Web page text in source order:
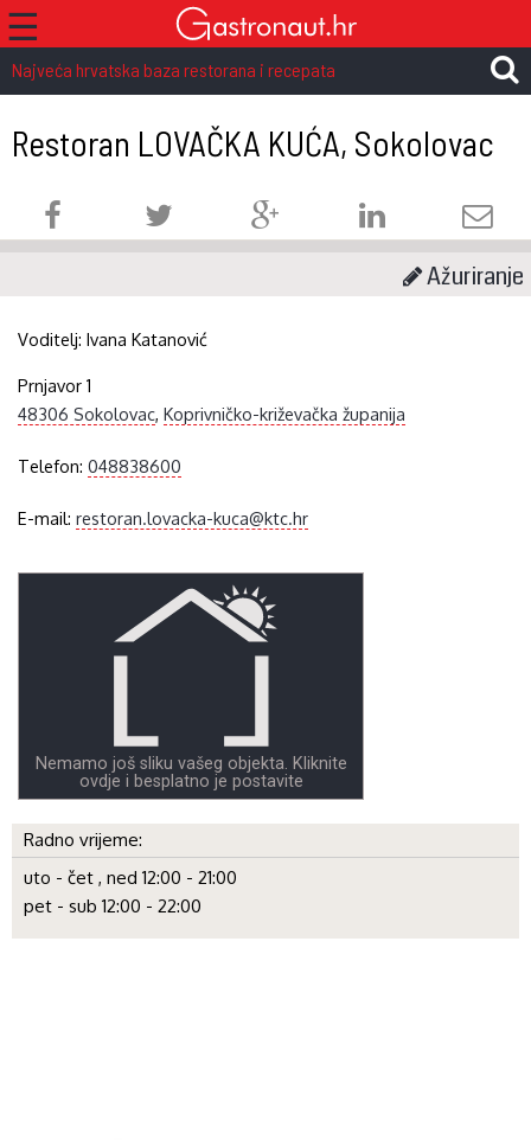
☰
Najveća hrvatska baza restorana i recepata
Restoran LOVAČKA KUĆA, Sokolovac
Ažuriranje
Voditelj:Ivana Katanović
Prnjavor 1
48306 Sokolovac,Koprivničko-križevačka županija
Telefon:048838600
E-mail:restoran.lovacka-kuca@ktc.hr
Nemamo još sliku vašeg objekta. Kliknite
ovdje i besplatno je postavite
Radno vrijeme:
uto - čet , ned 12:00 - 21:00
pet - sub 12:00 - 22:00